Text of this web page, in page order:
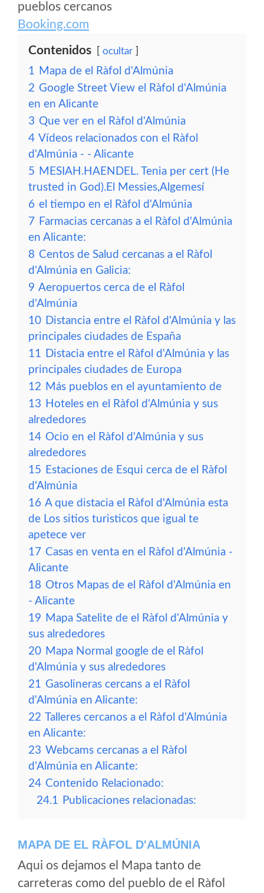
pueblos cercanos
Booking.com
Contenidos ocultar
1 Mapa de el Ràfol d'Almúnia
2 Google Street View el Ràfol d'Almúnia
en en Alicante
3 Que ver en el Ràfol d'Almúnia
4 Vídeos relacionados con el Ràfol
d'Almúnia - - Alicante
5 MESIAH.HAENDEL. Tenia per cert (He
trusted in God).El Messies,Algemesí
6 el tiempo en el Ràfol d'Almúnia
7 Farmacias cercanas a el Ràfol d'Almúnia
en Alicante:
8 Centos de Salud cercanas a el Ràfol
d'Almúnia en Galicia:
9 Aeropuertos cerca de el Ràfol
d'Almúnia
10 Distancia entre el Ràfol d'Almúnia y las
principales ciudades de España
11 Distacia entre el Ràfol d'Almúnia y las
principales ciudades de Europa
12 Más pueblos en el ayuntamiento de
13 Hoteles en el Ràfol d'Almúnia y sus
alrededores
14 Ocio en el Ràfol d'Almúnia y sus
alrededores
15 Estaciones de Esqui cerca de el Ràfol
d'Almúnia
16 A que distacia el Ràfol d'Almúnia esta
de Los sitios turisticos que igual te
apetece ver
17 Casas en venta en el Ràfol d'Almúnia -
Alicante
18 Otros Mapas de el Ràfol d'Almúnia en
- Alicante
19 Mapa Satelite de el Ràfol d'Almúnia y
sus alrededores
20 Mapa Normal google de el Ràfol
d'Almúnia y sus alrededores
21 Gasolineras cercans a el Ràfol
d'Almúnia en Alicante:
22 Talleres cercanos a el Ràfol d'Almúnia
en Alicante:
23 Webcams cercanas a el Ràfol
d'Almúnia en Alicante:
24 Contenido Relacionado:
24.1 Publicaciones relacionadas:
MAPA DE EL RÀFOL D'ALMÚNIA
Aqui os dejamos el Mapa tanto de
carreteras como del pueblo de el Ràfol